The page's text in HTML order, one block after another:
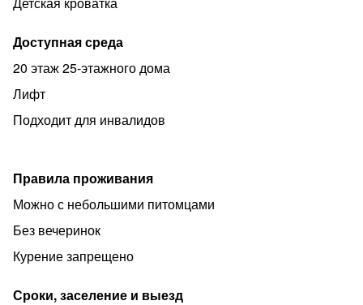
В апартаментах есть всё необходимое для
▪️ свежее постельное белье уже застеленное к вашему
приезду
▪️ полотенца на каждого гостя, гель для душа, шампунь,
гигиенические принадлежности
▪️ кухня с обеденной зоной и посудой
▪️ чай, кофе, сахар, соль
▪️ эл.чайник, холодильник, микроволновка, плита,
посудомоечная машина
▪️ телевизор в каждой комнате
▪️ бесплатный wi-fi
Доступная среда
20 этаж 25-этажного дома
Лифт
Подходит для инвалидов
Правила проживания
Можно с небольшими питомцами
Без вечеринок
Курение запрещено
Сроки, заселение и выезд